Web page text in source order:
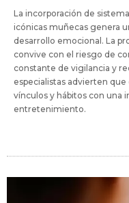
La incorporación de
icónicas muñecas genera
desarrollo emocional. La
convive con el riesgo de
constante de vigilancia y
especialistas advierten
vínculos y hábitos con una
entretenimiento.